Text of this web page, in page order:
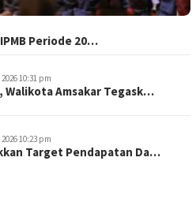
Periode 20…
10:31 pm
Walikota Amsakar Tegask…
10:23 pm
Target Pendapatan Da…